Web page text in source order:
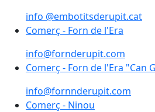
info @embotitsderupit.cat
Comerç - Forn de l'Era
Comerç - Forn de l'Era
info@fornderupit.com
Comerç - Forn de l'Era "Can
Comerç - Forn de l'Era "Can
info@fornnderupit.com
Comerç - Ninou
Comerç - Ninou